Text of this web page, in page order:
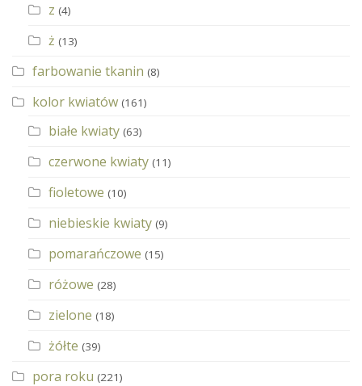
z (4)
ż (13)
farbowanie tkanin (8)
kolor kwiatów (161)
białe kwiaty (63)
czerwone kwiaty (11)
fioletowe (10)
niebieskie kwiaty (9)
pomarańczowe (15)
różowe (28)
zielone (18)
żółte (39)
pora roku (221)